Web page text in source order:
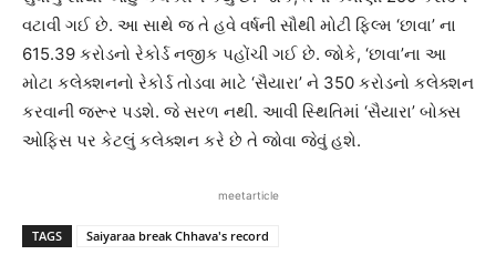
વટાવી ગઈ છે. આ સાથે જ તે હવે વર્ષની સૌથી મોટી ફિલ્મ ‘છાવા’ ના
615.39 કરોડનો રેકોર્ડ નજીક પહોંચી ગઈ છે. જોકે, ‘છાવા’ના આ
મોટા કલેક્શનનો રેકોર્ડ તોડવા માટે ‘સૈયારા’ ને 350 કરોડનો કલેક્શન
કરવાની જરૂર પડશે. જે સરળ નથી. આવી સ્થિતિમાં ‘સૈયારા’ બોક્સ
ઓફિસ પર કેટલું કલેક્શન કરે છે તે જોવા જેવું હશે.
meetarticle
TAGS Saiyaraa break Chhava's record